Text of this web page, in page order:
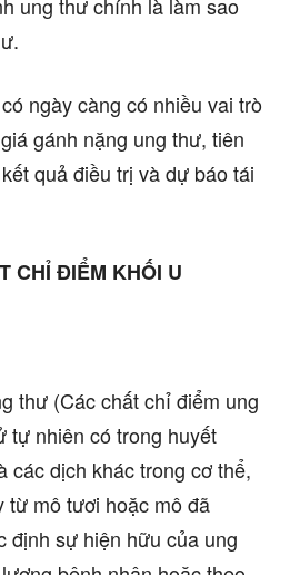
ngày càng có nhiều vai trò
gánh nặng ung thư, tiên
quả điều trị và dự báo tái
CHỈ ĐIỂM KHỐI U
thư (Các chất chỉ điểm ung
tự nhiên có trong huyết
các dịch khác trong cơ thể,
từ mô tươi hoặc mô đã
định sự hiện hữu của ung